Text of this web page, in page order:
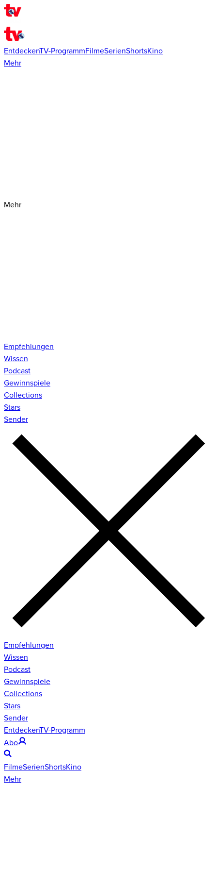
EntdeckenTV-ProgrammFilmeSerienShortsKino
Mehr
Mehr
Empfehlungen
Wissen
Podcast
Gewinnspiele
Collections
Stars
Sender
Empfehlungen
Wissen
Podcast
Gewinnspiele
Collections
Stars
Sender
EntdeckenTV-Programm
Abo
FilmeSerienShortsKino
Mehr